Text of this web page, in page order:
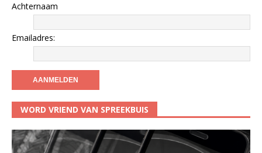
Achternaam
Emailadres:
WORD VRIEND VAN SPREEKBUIS